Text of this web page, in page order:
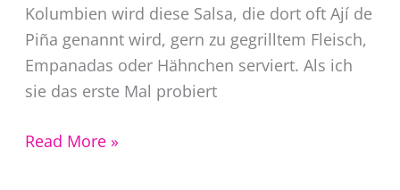
Kolumbien wird diese Salsa, die dort oft Ají de
Piña genannt wird, gern zu gegrilltem Fleisch,
Empanadas oder Hähnchen serviert. Als ich
sie das erste Mal probiert
Ananas
Read More »